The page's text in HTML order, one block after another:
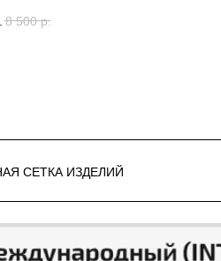
8 500 р.
СЕТКА ИЗДЕЛИЙ